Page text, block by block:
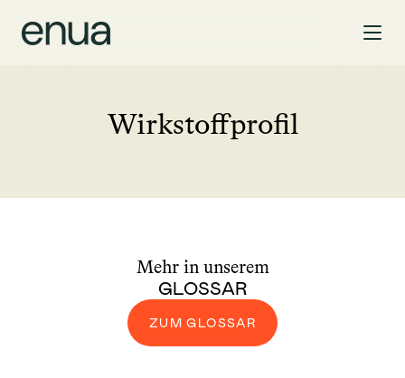
Wirkstoffprofil
Mehr in unserem
GLOSSAR
ZUM GLOSSAR